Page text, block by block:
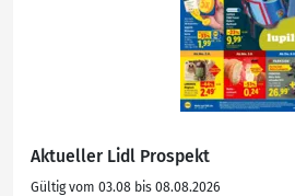
Aktueller Lidl Prospekt
Gültig vom 03.08 bis 08.08.2026